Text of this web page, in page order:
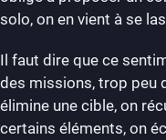
solo, on en vient à se
Il faut dire que ce
des missions, trop peu
élimine une cible, on
certains éléments, on